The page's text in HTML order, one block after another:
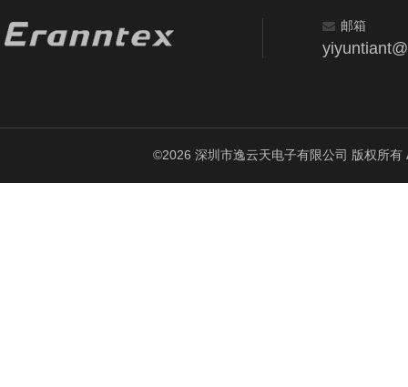
邮箱
©2026 深圳市逸云天电子有限公司 版权所有